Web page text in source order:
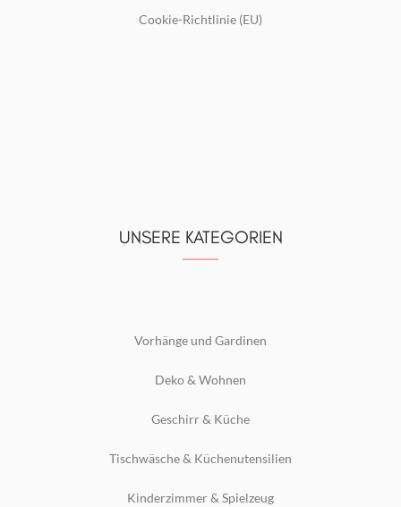
Cookie-Richtlinie (EU)
UNSERE KATEGORIEN
Vorhänge und Gardinen
Deko & Wohnen
Geschirr & Küche
Tischwäsche & Küchenutensilien
Kinderzimmer & Spielzeug